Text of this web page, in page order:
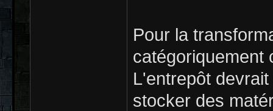
Pour la
catégoriquement
L'entrepôt
stocker des